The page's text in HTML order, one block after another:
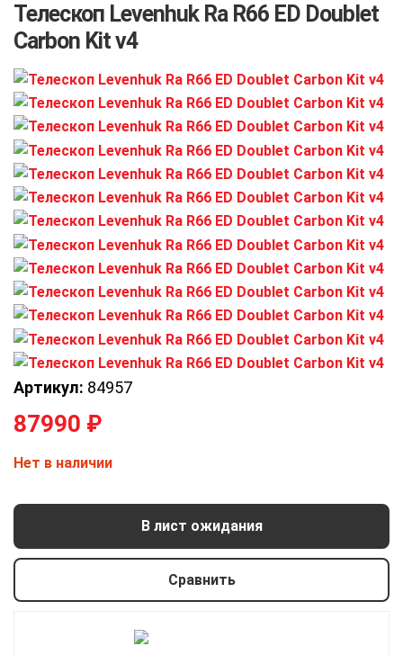
Телескоп Levenhuk Ra R66 ED Doublet
Carbon Kit v4
Артикул: 84957
87990 ₽
Нет в наличии
В лист ожидания
Сравнить